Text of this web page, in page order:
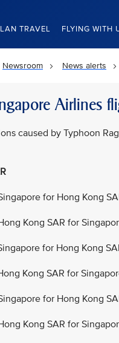
TRAVEL FLYING WITH
Newsroom News alerts
Airlines
caused by Typhoon
for Hong Kong
Kong SAR for
for Hong Kong
Kong SAR for
for Hong Kong
Kong SAR for